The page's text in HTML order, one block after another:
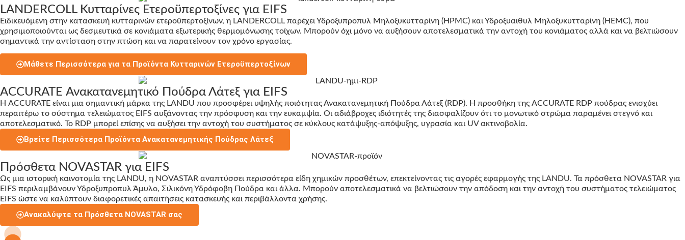
LANDERCOLL Κυτταρίνες Ετεροϋπερτοξίνες για EIFS
Ειδικευόμενη στην κατασκευή κυτταρινών ετεροϋπερτοξίνων, η LANDERCOLL παρέχει Υδροξυπροπυλ Μηλοξυκυτταρίνη (HPMC) και Υδροξυαιθυλ Μηλοξυκυτταρίνη (HEMC), που
χρησιμοποιούνται ως δεσμευτικά σε κονιάματα εξωτερικής θερμομόνωσης τοίχων. Μπορούν όχι μόνο να αυξήσουν αποτελεσματικά την αντοχή του κονιάματος αλλά και να βελτιώσουν
σημαντικά την αντίσταση στην πτώση και να παρατείνουν τον χρόνο εργασίας.
Μάθετε Περισσότερα για τα Προϊόντα Κυτταρινών Ετεροϋπερτοξίνων
ACCURATE Ανακατανεμητικό Πούδρα Λάτεξ για EIFS
Η ACCURATE είναι μια σημαντική μάρκα της LANDU που προσφέρει υψηλής ποιότητας Ανακατανεμητική Πούδρα Λάτεξ (RDP). Η προσθήκη της ACCURATE RDP πούδρας ενισχύει
περαιτέρω το σύστημα τελειώματος EIFS αυξάνοντας την πρόσφυση και την ευκαμψία. Οι αδιάβροχες ιδιότητές της διασφαλίζουν ότι το μονωτικό στρώμα παραμένει στεγνό και
αποτελεσματικό. Το RDP μπορεί επίσης να αυξήσει την αντοχή του συστήματος σε κύκλους κατάψυξης-απόψυξης, υγρασία και UV ακτινοβολία.
Βρείτε Περισσότερα Προϊόντα Ανακατανεμητικής Πούδρας Λάτεξ
Πρόσθετα NOVASTAR για EIFS
Ως μια ιστορική καινοτομία της LANDU, η NOVASTAR αναπτύσσει περισσότερα είδη χημικών προσθέτων, επεκτείνοντας τις αγορές εφαρμογής της LANDU. Τα πρόσθετα NOVASTAR για
EIFS περιλαμβάνουν Υδροξυπροπυλ Άμυλο, Σιλικόνη Υδρόφοβη Πούδρα και άλλα. Μπορούν αποτελεσματικά να βελτιώσουν την απόδοση και την αντοχή του συστήματος τελειώματος
EIFS ώστε να καλύπτουν διαφορετικές απαιτήσεις κατασκευής και περιβάλλοντα χρήσης.
Ανακαλύψτε τα Πρόσθετα NOVASTAR σας